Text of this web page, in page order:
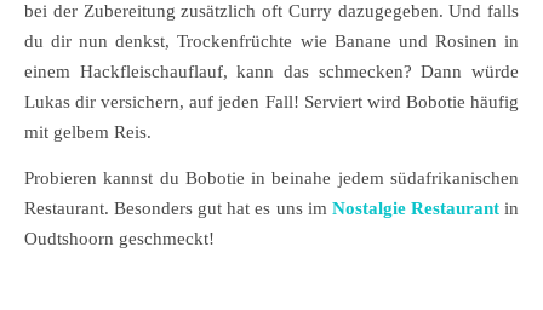
bei der Zubereitung zusätzlich oft Curry dazugegeben. Und falls
du dir nun denkst, Trockenfrüchte wie Banane und Rosinen in
einem Hackfleischauflauf, kann das schmecken? Dann würde
Lukas dir versichern, auf jeden Fall! Serviert wird Bobotie häufig
mit gelbem Reis.
Probieren kannst du Bobotie in beinahe jedem südafrikanischen
Restaurant. Besonders gut hat es uns im Nostalgie Restaurantin
Oudtshoorn geschmeckt!